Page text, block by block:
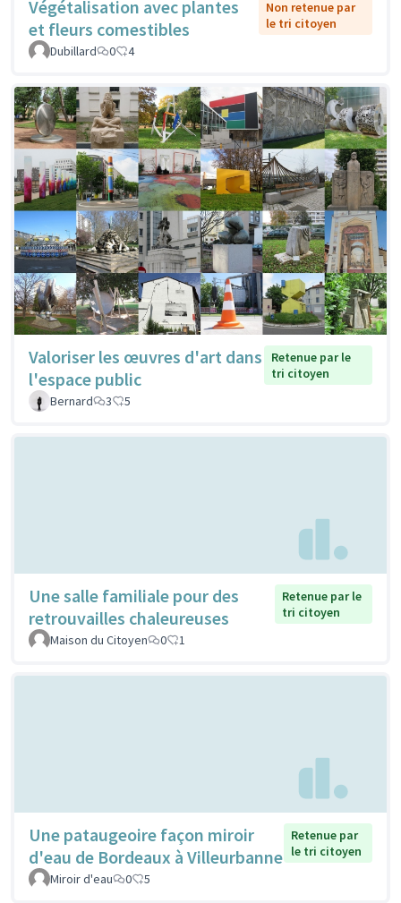
Végétalisation avec plantes
et fleurs comestibles
Non retenue par
le tri citoyen
Dubillard
0 4
Valoriser les œuvres d'art dans
l'espace public
Retenue par le
tri citoyen
Bernard
3 5
Une salle familiale pour des
retrouvailles chaleureuses
Retenue par le
tri citoyen
Maison du Citoyen
0 1
Une pataugeoire façon miroir
d'eau de Bordeaux à Villeurbanne
Retenue par
le tri citoyen
Miroir d'eau
0 5